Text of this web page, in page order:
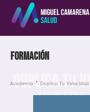
Formación
Academia Duplica Tu